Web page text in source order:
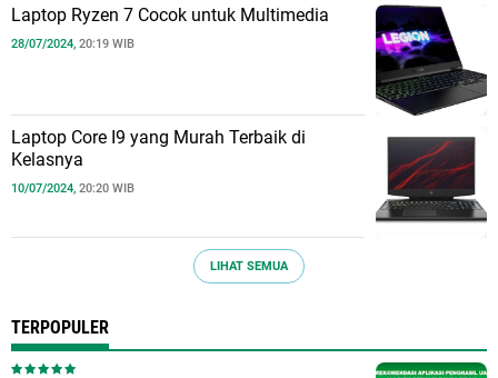
Laptop Ryzen 7 Cocok untuk Multimedia
28/07/2024, 20:19 WIB
Laptop Core I9 yang Murah Terbaik di
Kelasnya
10/07/2024, 20:20 WIB
LIHAT SEMUA
TERPOPULER